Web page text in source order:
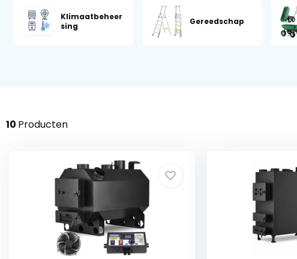
Klimaatbeheer
sing
Gereedschap
10 Producten